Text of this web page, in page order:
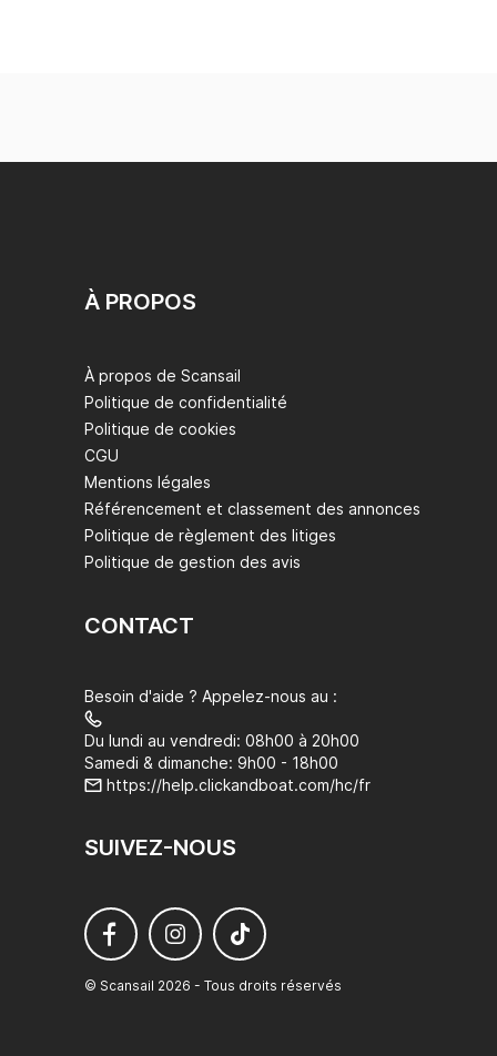
À PROPOS
À propos de Scansail
Politique de confidentialité
Politique de cookies
CGU
Mentions légales
Référencement et classement des annonces
Politique de règlement des litiges
Politique de gestion des avis
CONTACT
Besoin d'aide ? Appelez-nous au :
Du lundi au vendredi: 08h00 à 20h00
Samedi & dimanche: 9h00 - 18h00
https://help.clickandboat.com/hc/fr
SUIVEZ-NOUS
© Scansail 2026 - Tous droits réservés